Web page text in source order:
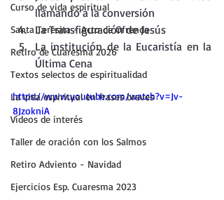
Curso de vida espiritual
Santa Teresita - Acto de Ofrenda
Retiro de Cuaresma 2026
Textos selectos de espiritualidad
La vida espiritual en frases breves
Vídeos de interés
Taller de oración con los Salmos
Retiro Adviento - Navidad
Ejercicios Esp. Cuaresma 2023
llamando a la conversión
La Transfiguración de Jesús
La institución de la Eucaristía en la
Última Cena
https://www.youtube.com/watch?v=Jv-
8JzokniA